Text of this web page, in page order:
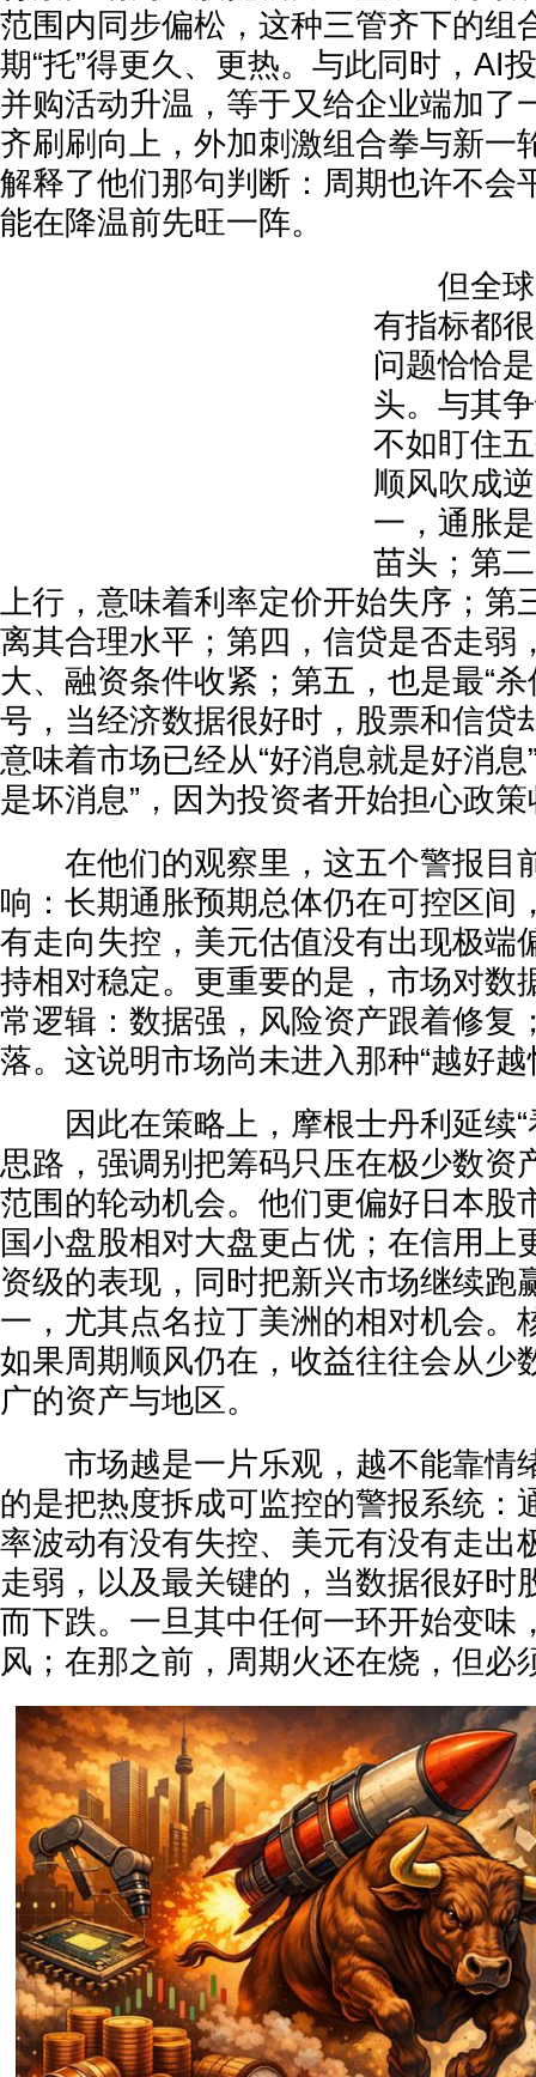
范围内同步偏松，这种三管齐下的组
期“托”得更久、更热。与此同时，AI
并购活动升温，等于又给企业端加了
齐刷刷向上，外加刺激组合拳与新一
解释了他们那句判断：周期也许不会
能在降温前先旺一阵。
但全球
有指标都
问题恰恰
头。与其
不如盯住
顺风吹成
一，通胀
苗头；第
上行，意味着利率定价开始失序；第
离其合理水平；第四，信贷是否走弱
大、融资条件收紧；第五，也是最“
号，当经济数据很好时，股票和信贷
意味着市场已经从“好消息就是好消息
是坏消息”，因为投资者开始担心政
在他们的观察里，这五个警报目
响：长期通胀预期总体仍在可控区间
有走向失控，美元估值没有出现极端
持相对稳定。更重要的是，市场对数
常逻辑：数据强，风险资产跟着修复
落。这说明市场尚未进入那种“越好
因此在策略上，摩根士丹利延续“
思路，强调别把筹码只压在极少数资
范围的轮动机会。他们更偏好日本股
国小盘股相对大盘更占优；在信用上
资级的表现，同时把新兴市场继续跑
一，尤其点名拉丁美洲的相对机会。
如果周期顺风仍在，收益往往会从少
广的资产与地区。
市场越是一片乐观，越不能靠情
的是把热度拆成可监控的警报系统：
率波动有没有失控、美元有没有走出
走弱，以及最关键的，当数据很好时
而下跌。一旦其中任何一环开始变味
风；在那之前，周期火还在烧，但必